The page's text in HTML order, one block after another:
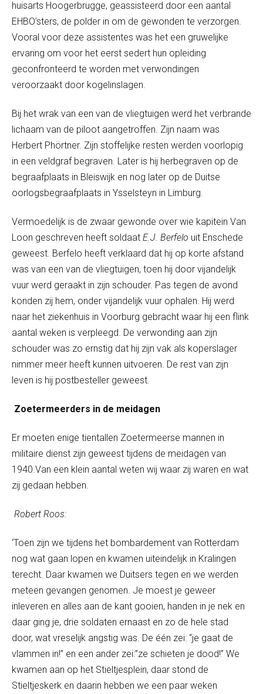
huisarts Hoogerbrugge, geassisteerd door een aantal
EHBO’sters, de polder in om de gewonden te verzorgen.
Vooral voor deze assistentes was het een gruwelijke
ervaring om voor het eerst sedert hun opleiding
geconfronteerd te worden met verwondingen
veroorzaakt door kogelinslagen.
Bij het wrak van een van de vliegtuigen werd het verbrande
lichaam van de piloot aangetroffen. Zijn naam was
Herbert Phörtner. Zijn stoffelijke resten werden voorlopig
in een veldgraf begraven. Later is hij herbegraven op de
begraafplaats in Bleiswijk en nog later op de Duitse
oorlogsbegraafplaats in Ysselsteyn in Limburg.
Vermoedelijk is de zwaar gewonde over wie kapitein Van
Loon geschreven heeft soldaat E.J. Berfelo uit Enschede
geweest. Berfelo heeft verklaard dat hij op korte afstand
was van een van de vliegtuigen, toen hij door vijandelijk
vuur werd geraakt in zijn schouder. Pas tegen de avond
konden zij hem, onder vijandelijk vuur ophalen. Hij werd
naar het ziekenhuis in Voorburg gebracht waar hij een flink
aantal weken is verpleegd. De verwonding aan zijn
schouder was zo ernstig dat hij zijn vak als koperslager
nimmer meer heeft kunnen uitvoeren. De rest van zijn
leven is hij postbesteller geweest.
Zoetermeerders in de meidagen
Er moeten enige tientallen Zoetermeerse mannen in
militaire dienst zijn geweest tijdens de meidagen van
1940.Van een klein aantal weten wij waar zij waren en wat
zij gedaan hebben.
Robert Roos:
‘Toen zijn we tijdens het bombardement van Rotterdam
nog wat gaan lopen en kwamen uiteindelijk in Kralingen
terecht. Daar kwamen we Duitsers tegen en we werden
meteen gevangen genomen. Je moest je geweer
inleveren en alles aan de kant gooien, handen in je nek en
daar ging je, drie soldaten ernaast en zo de hele stad
door, wat vreselijk angstig was. De één zei: “je gaat de
vlammen in!” en een ander zei:”ze schieten je dood!” We
kwamen aan op het Stieltjesplein, daar stond de
Stieltjeskerk en daarin hebben we een paar weken